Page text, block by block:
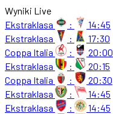
Wyniki Live
Ekstraklasa
:
14:45
Ekstraklasa
:
17:30
Coppa Italia
:
20:00
Ekstraklasa
:
20:15
Coppa Italia
:
20:30
Ekstraklasa
:
14:45
Ekstraklasa
:
14:45